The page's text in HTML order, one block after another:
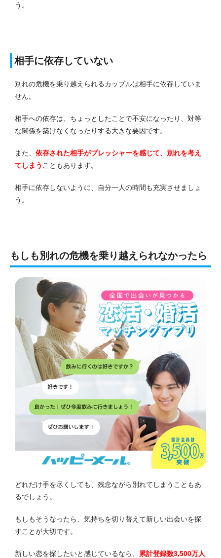
う。
相手に依存していない
別れの危機を乗り越えられるカップルは相手に依存していま
せん。
相手への依存は、ちょっとしたことで不安になったり、対等
な関係を築けなくなったりする大きな要因です。
また、 依存された相手がプレッシャーを感じて、別れを考え
てしまう こともあります。
相手に依存しないように、自分一人の時間も充実させましょ
う。
もしも別れの危機を乗り越えられなかったら
どれだけ手を尽くしても、残念ながら別れてしまうこともあ
るでしょう。
もしもそうなったら、気持ちを切り替えて新しい出会いを探
すことが大切です。
新しい恋を探したいと感じているなら、 累計登録数3,500万人